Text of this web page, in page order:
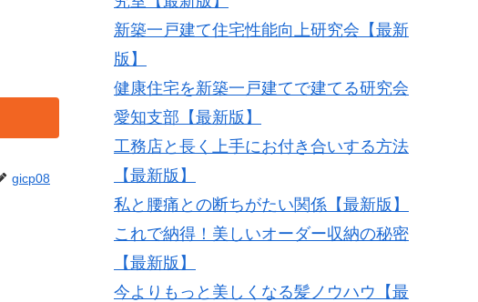
gicp08
新築一戸建て住宅性能向上研究会【最新
版】
健康住宅を新築一戸建てで建てる研究会
愛知支部【最新版】
工務店と長く上手にお付き合いする方法
【最新版】
私と腰痛との断ちがたい関係【最新版】
これで納得！美しいオーダー収納の秘密
【最新版】
今よりもっと美しくなる髪ノウハウ【最